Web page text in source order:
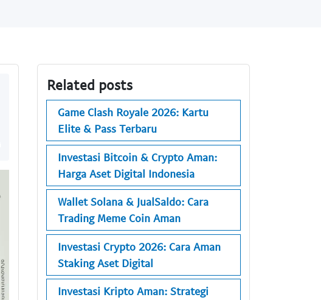
Related posts
Game Clash Royale 2026: Kartu
Elite & Pass Terbaru
Investasi Bitcoin & Crypto Aman:
Harga Aset Digital Indonesia
Wallet Solana & JualSaldo: Cara
Trading Meme Coin Aman
Investasi Crypto 2026: Cara Aman
Staking Aset Digital
Investasi Kripto Aman: Strategi